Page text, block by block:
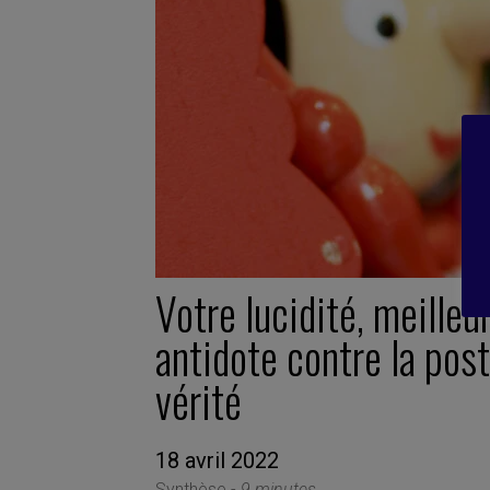
Votre lucidité,
antidote contre la
vérité
18 avril 2022